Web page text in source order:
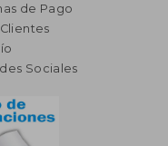
de Pago
Sociales